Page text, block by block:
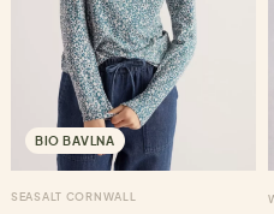
BIO BAVLNA
SEASALT CORNWALL